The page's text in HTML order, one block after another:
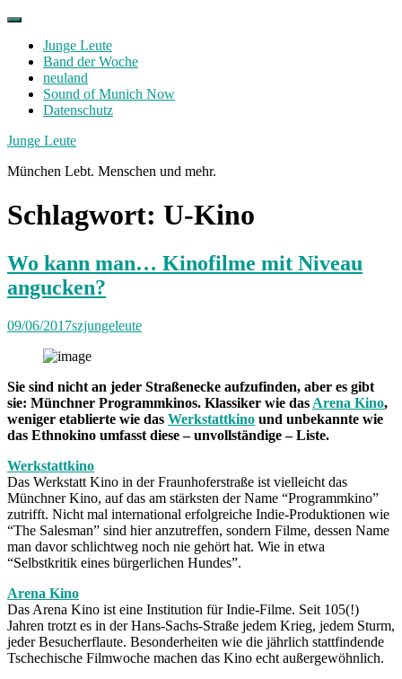
Skip
contentJunge Leute
Band der Woche
neuland
Sound of Munich Now
Datenschutz
Facebook
Twitter
Instagram
Junge Leute
München Lebt. Menschen und mehr.
Schlagwort: U-Kino
Wo kann man… Kinofilme mit Niveau
angucken?
09/06/2017szjungeleute
Sie sind nicht an jeder Straßenecke aufzufinden, aber es gibt
sie: Münchner Programmkinos. Klassiker wie das Arena Kino,
weniger etablierte wie das Werkstattkino und unbekannte wie
das Ethnokino umfasst diese – unvollständige – Liste.
Werkstattkino
Das Werkstatt Kino in der Fraunhoferstraße ist vielleicht das
Münchner Kino, auf das am stärksten der Name “Programmkino”
zutrifft. Nicht mal international erfolgreiche Indie-Produktionen wie
“The Salesman” sind hier anzutreffen, sondern Filme, dessen Name
man davor schlichtweg noch nie gehört hat. Wie in etwa
“Selbstkritik eines bürgerlichen Hundes”.
Arena Kino
Das Arena Kino ist eine Institution für Indie-Filme. Seit 105(!)
Jahren trotzt es in der Hans-Sachs-Straße jedem Krieg, jedem Sturm,
jeder Besucherflaute. Besonderheiten wie die jährlich stattfindende
Tschechische Filmwoche machen das Kino echt außergewöhnlich.